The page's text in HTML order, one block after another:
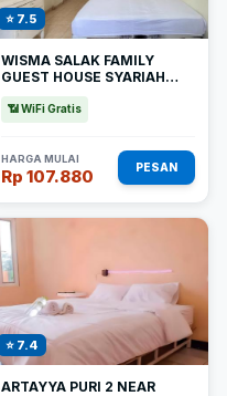
⭐ 7.5
WISMA SALAK FAMILY
GUEST HOUSE SYARIAH
📶 WiFi Gratis
HARGA MULAI
Rp 107.880 PESAN
⭐ 7.4
ARTAYYA PURI 2 NEAR